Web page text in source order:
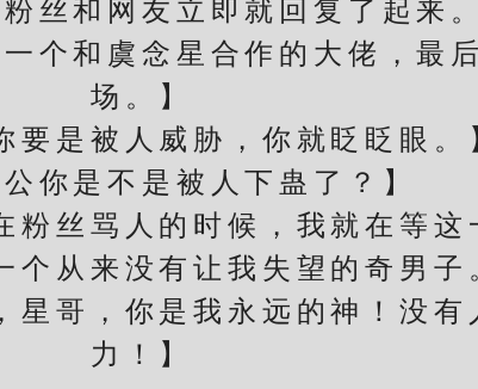
和网友立即就回复了起来。
和虞念星合作的大佬，最
场。】
是被人威胁，你就眨眨眼。
是不是被人下蛊了？】
丝骂人的时候，我就在等这
从来没有让我失望的奇男子
哥，你是我永远的神！没有
力！】